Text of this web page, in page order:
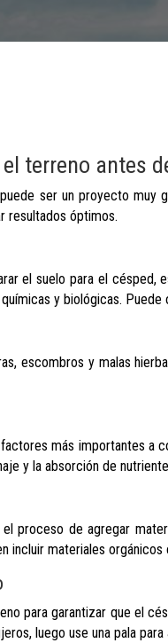
terreno antes
ser un proyecto muy
resultados óptimos.
el suelo para el césped,
y biológicas.
escombros y malas
más importantes a
y la absorción de
proceso de agregar
incluir materiales
para garantizar que el
luego use una pala